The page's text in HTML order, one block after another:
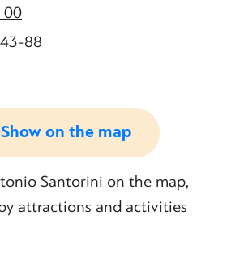
00
88
Show on the map
Santorini on the map,
attractions and activities